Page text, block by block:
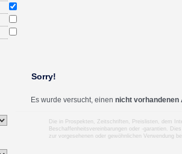
Sorry!
Es wurde versucht, einen nicht vorhandenen
Die in Prospekten, Zeitschriften, Preislisten, dem
Beschaffenheitsvereinbarungen oder -garantien.
zur vorgesehenen oder gewöhnlichen Verwendung